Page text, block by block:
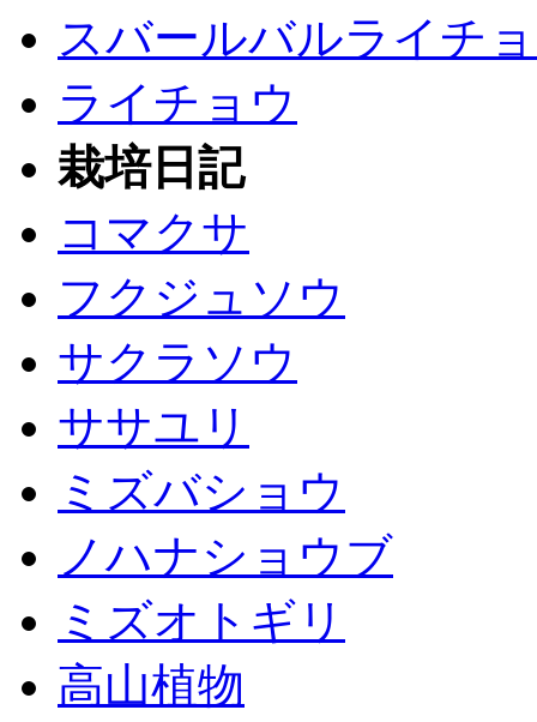
スバールバルライチ
ライチョウ
栽培日記
コマクサ
フクジュソウ
サクラソウ
ササユリ
ミズバショウ
ノハナショウブ
ミズオトギリ
高山植物